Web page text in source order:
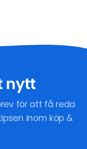
nytt
för att få reda
inom köp &